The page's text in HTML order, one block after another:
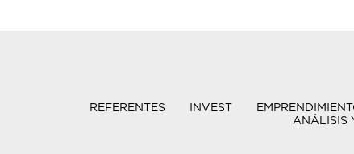
REFERENTES INVEST
ANÁLISIS